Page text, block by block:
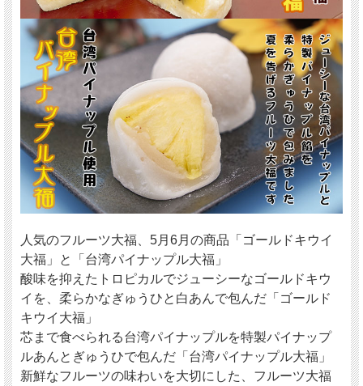
人気のフルーツ大福、5月6月の商品「ゴールドキウイ
大福」と「台湾パイナップル大福」
酸味を抑えたトロピカルでジューシーなゴールドキウ
イを、柔らかなぎゅうひと白あんで包んだ「ゴールド
キウイ大福」
芯まで食べられる台湾パイナップルを特製パイナップ
ルあんとぎゅうひで包んだ「台湾パイナップル大福」
新鮮なフルーツの味わいを大切にした、フルーツ大福